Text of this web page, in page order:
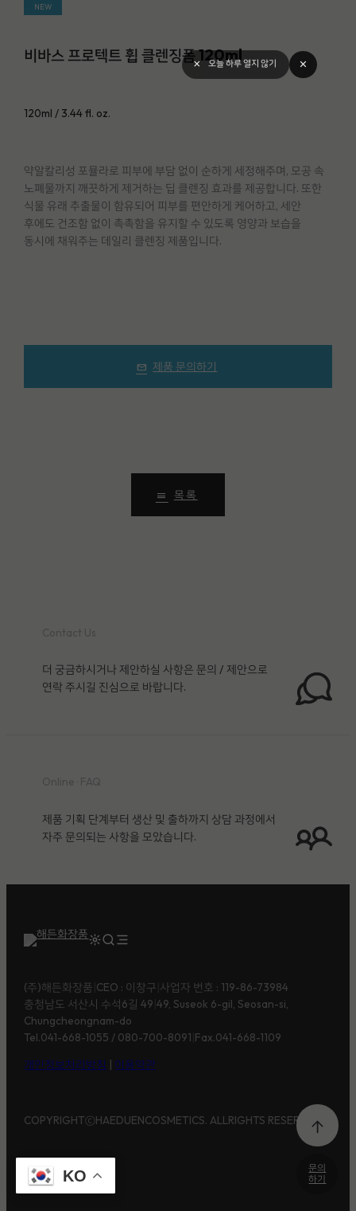
오늘 하루 열지 않기 close
문의
하기
NEW
비바스 프로텍트 휩 클렌징폼 120ml
120ml / 3.44 fl. oz.
약알칼리성 포뮬라로 피부에 부담 없이 순하게 세정해주며, 모공 속
노폐물까지 깨끗하게 제거하는 딥 클렌징 효과를 제공합니다. 또한
식물 유래 추출물이 함유되어 피부를 편안하게 케어하고, 세안
후에도 건조함 없이 촉촉함을 유지할 수 있도록 영양과 보습을
동시에 채워주는 데일리 클렌징 제품입니다.
제품 문의하기
목록
더 궁금하시거나 제안하실 사항은 문의 / 제안으로
연락 주시길 진심으로 바랍니다.
제품 기획 단계부터 생산 및 출하까지 상담 과정에서
자주 문의되는 사항을 모았습니다.
(주)해든화장품ㅤ ㅤCEO : 이창구ㅤ ㅤ사업자 번호 : 119-86-73984
충청남도 서산시 수석6길 49ㅤ |ㅤ49, Suseok 6-gil, Seosan-si,
Chungcheongnam-do
Tel.041-668-1055 / 080-700-8091ㅤ ㅤFax.041-668-1109
개인정보처리방침 | 이용약관
COPYRIGHTⓒHAEDUENCOSMETICS. ALLRIGHTS RESERVED.
KO